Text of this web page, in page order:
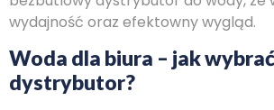
wydajność oraz efektowny wygląd.
Woda dla biura – jak
dystrybutor?